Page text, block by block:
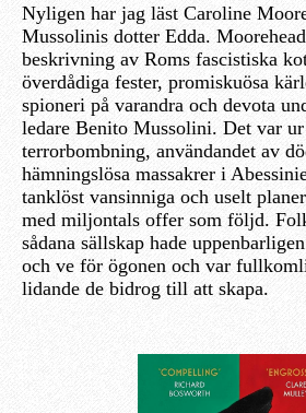
Nyligen har jag läst Caroline
Mussolinis dotter Edda.
beskrivning av Roms fascistiska
överdådiga fester, promiskuösa
spioneri på varandra och devota
ledare Benito Mussolini. Det var ur
terrorbombning, användandet av
hämningslösa massakrer i
tanklöst vansinniga och uselt
med miljontals offer som följd.
sådana sällskap hade
och ve för ögonen och var
lidande de bidrog till att skapa.